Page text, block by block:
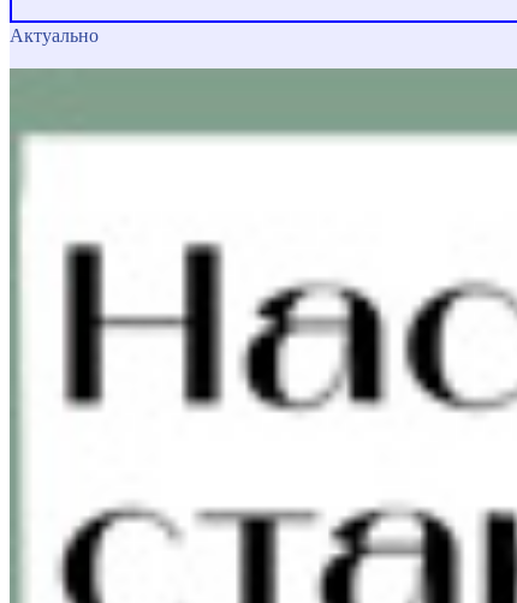
Актуально